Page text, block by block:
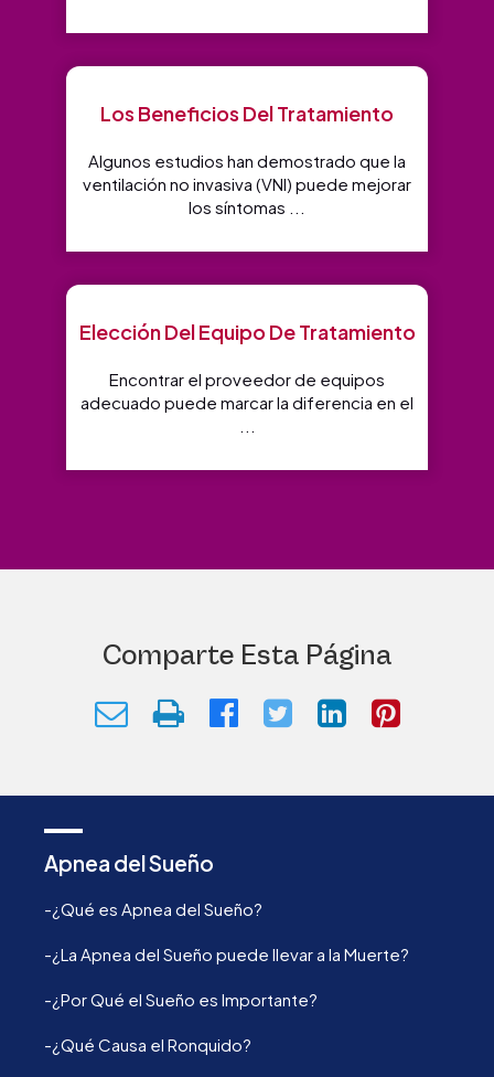
Los Beneficios Del Tratamiento
Algunos estudios han demostrado que la
ventilación no invasiva (VNI) puede mejorar
los síntomas ...
Elección Del Equipo De Tratamiento
Encontrar el proveedor de equipos
adecuado puede marcar la diferencia en el
...
Comparte Esta Página
Apnea del Sueño
-¿Qué es Apnea del Sueño?
-¿La Apnea del Sueño puede llevar a la Muerte?
-¿Por Qué el Sueño es Importante?
-¿Qué Causa el Ronquido?